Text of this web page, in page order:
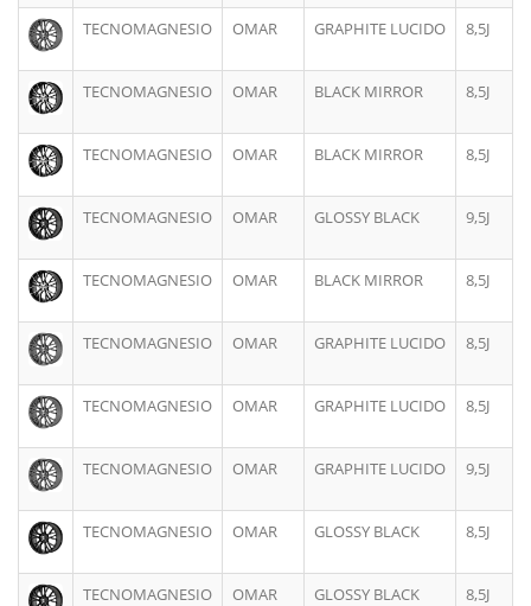
TECNOMAGNESIO OMAR GRAPHITE LUCIDO 8,5J
TECNOMAGNESIO OMAR BLACK MIRROR 8,5J
TECNOMAGNESIO OMAR BLACK MIRROR 8,5J
TECNOMAGNESIO OMAR GLOSSY BLACK 9,5J
TECNOMAGNESIO OMAR BLACK MIRROR 8,5J
TECNOMAGNESIO OMAR GRAPHITE LUCIDO 8,5J
TECNOMAGNESIO OMAR GRAPHITE LUCIDO 8,5J
TECNOMAGNESIO OMAR GRAPHITE LUCIDO 9,5J
TECNOMAGNESIO OMAR GLOSSY BLACK 8,5J
TECNOMAGNESIO OMAR GLOSSY BLACK 8,5J